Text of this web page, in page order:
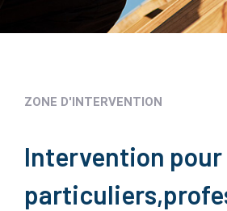
ZONE D'INTERVENTION
Intervention pour
particuliers,